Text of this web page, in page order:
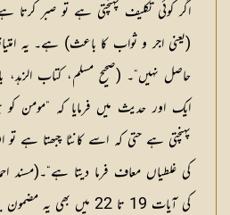
اگر کوئی تکلیف پہنچتی ہے تو صبر
(یعنی اجر و ثواب کا باعث) ہے۔ یہ
حاصل نہیں“۔ (صحيح مسلم، كتاب الزهد،
ایک اور حدیث میں فرمایا کہ ”مومن
پہنچتی ہے حتی کہ اسے کانٹا چبھتا ہے
کی آیات 19 تا 22 میں بھی یہ مضمون بیان کیا گیا ہے۔